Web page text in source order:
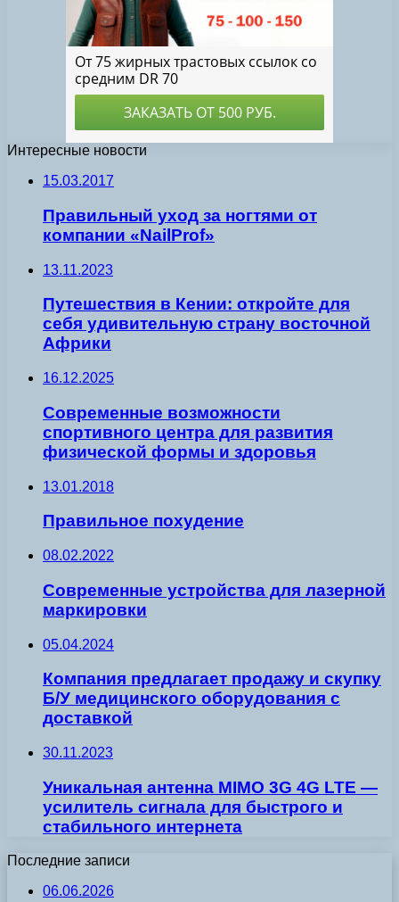
Интересные новости
15.03.2017
Правильный уход за ногтями от
компании «NailProf»
13.11.2023
Путешествия в Кении: откройте для
себя удивительную страну восточной
Африки
16.12.2025
Современные возможности
спортивного центра для развития
физической формы и здоровья
13.01.2018
Правильное похудение
08.02.2022
Современные устройства для лазерной
маркировки
05.04.2024
Компания предлагает продажу и скупку
Б/У медицинского оборудования с
доставкой
30.11.2023
Уникальная антенна MIMO 3G 4G LTE —
усилитель сигнала для быстрого и
стабильного интернета
Последние записи
06.06.2026